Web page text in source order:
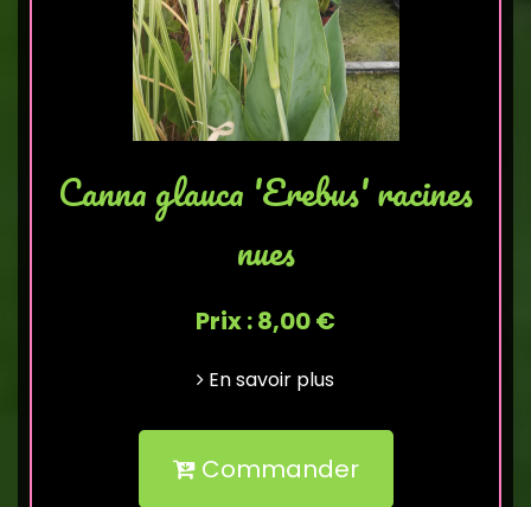
Canna glauca 'Erebus' racines
nues
Prix : 8,00 €
En savoir plus
Commander